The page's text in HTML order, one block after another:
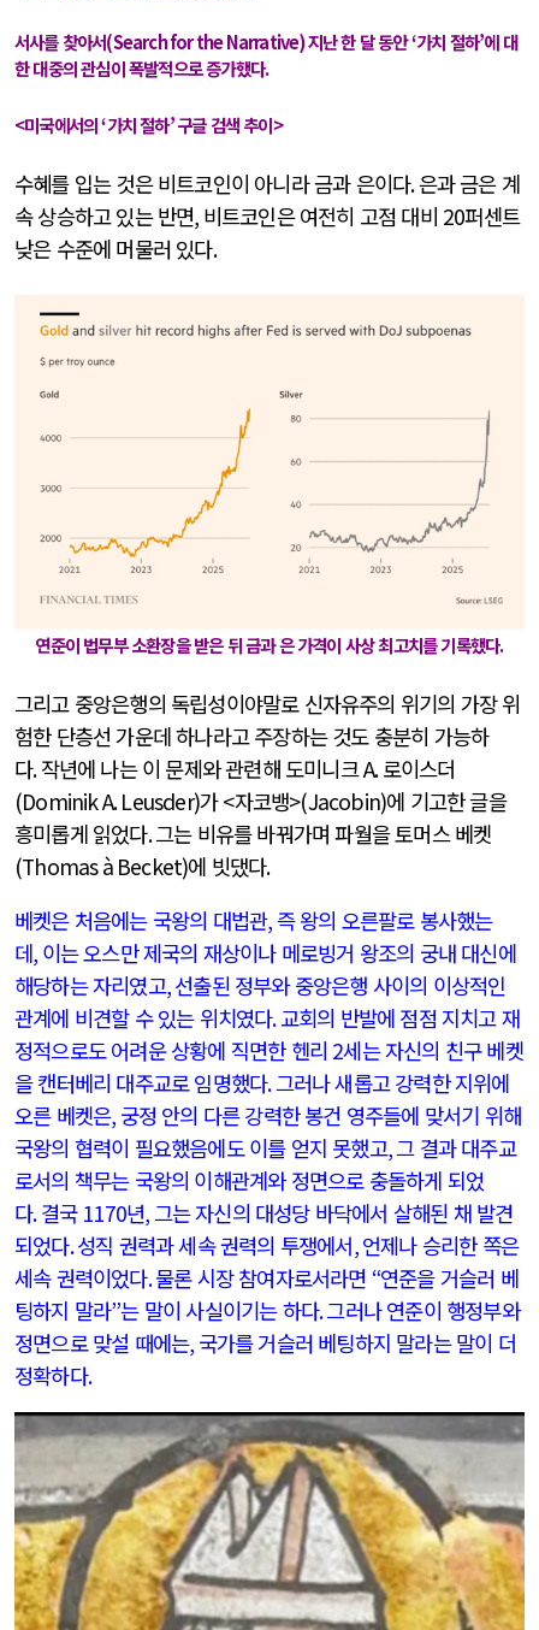
서사를 찾아서(Search for the Narrative)지난 한 달 동안‘가치 절하’에 대
한 대중의 관심이 폭발적으로 증가했다.
<미국에서의‘가치 절하’구글 검색 추이>
수혜를 입는 것은 비트코인이 아니라 금과 은이다.은과 금은 계
속 상승하고 있는 반면, 비트코인은 여전히 고점 대비 20퍼센트
낮은 수준에 머물러 있다.
연준이 법무부 소환장을 받은 뒤 금과 은 가격이 사상 최고치를 기록했다.
그리고 중앙은행의 독립성이야말로 신자유주의 위기의 가장 위
험한 단층선 가운데 하나라고 주장하는 것도 충분히 가능하
다.작년에 나는 이 문제와 관련해 도미니크A.로이스더
(Dominik A. Leusder)가<자코뱅>(Jacobin)에 기고한 글을
흥미롭게 읽었다.그는 비유를 바꿔가며 파월을 토머스 베켓
(Thomas à Becket)에 빗댔다.
베켓은 처음에는 국왕의 대법관,즉 왕의 오른팔로 봉사했는
데, 이는 오스만 제국의 재상이나 메로빙거 왕조의 궁내 대신에
해당하는 자리였고,선출된 정부와 중앙은행 사이의 이상적인
관계에 비견할 수 있는 위치였다.교회의 반발에 점점 지치고 재
정적으로도 어려운 상황에 직면한 헨리 2세는 자신의 친구 베켓
을 캔터베리 대주교로 임명했다.그러나 새롭고 강력한 지위에
오른 베켓은, 궁정 안의 다른 강력한 봉건 영주들에 맞서기 위해
국왕의 협력이 필요했음에도 이를 얻지 못했고,그 결과 대주교
로서의 책무는 국왕의 이해관계와 정면으로 충돌하게 되었
다.결국 1170년,그는 자신의 대성당 바닥에서 살해된 채 발견
되었다.성직 권력과 세속 권력의 투쟁에서,언제나 승리한 쪽은
세속 권력이었다.물론 시장 참여자로서라면 “연준을 거슬러 베
팅하지 말라”는 말이 사실이기는 하다.그러나 연준이 행정부와
정면으로 맞설 때에는, 국가를 거슬러 베팅하지 말라는 말이 더
정확하다.